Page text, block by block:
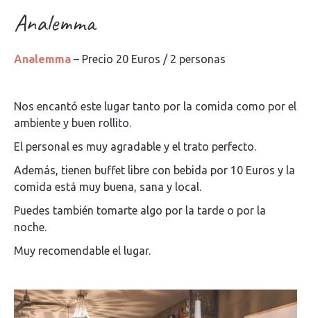
Analemma
Analemma – Precio 20 Euros / 2 personas
Nos encantó este lugar tanto por la comida como por el
ambiente y buen rollito.
El personal es muy agradable y el trato perfecto.
Además, tienen buffet libre con bebida por 10 Euros y la
comida está muy buena, sana y local.
Puedes también tomarte algo por la tarde o por la
noche.
Muy recomendable el lugar.